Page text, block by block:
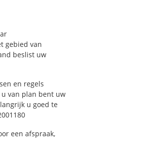
gebied van
beslist uw
en regels
van plan bent uw
u goed te
een afspraak,